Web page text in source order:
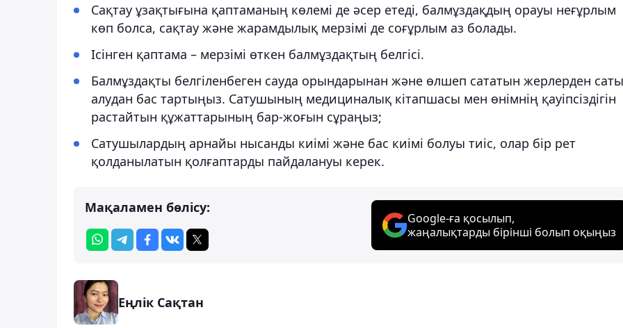
Сақтау ұзақтығына қаптаманың көлемі де әсер етеді, балмұздақдың орауы неғұрлым
көп болса, сақтау және жарамдылық мерзімі де соғұрлым аз болады.
Ісінген қаптама – мерзімі өткен балмұздақтың белгісі.
Балмұздақты белгіленбеген сауда орындарынан және өлшеп сататын жерлерден
алудан бас тартыңыз. Сатушының медициналық кітапшасы мен өнімнің қауіпсіздігін
растайтын құжаттарының бар-жоғын сұраңыз;
Сатушылардың арнайы нысанды киімі және бас киімі болуы тиіс, олар бір рет
қолданылатын қолғаптарды пайдалануы керек.
Мақаламен бөлісу:
Google-ға қосылып,
жаңалықтарды бірінші болып оқыңыз
Еңлік Сақтан